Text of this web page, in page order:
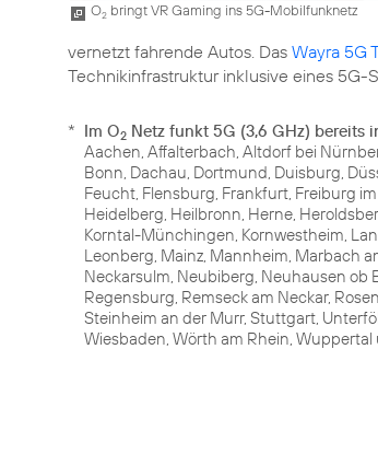
O2 bringt VR Gaming ins 5G-Mobilfunknetz
vernetzt fahrende Autos. Das Wayra 5G
Technikinfrastruktur inklusive eines 5G-
* Im O2 Netz funkt 5G (3,6 GHz) bereits
Aachen, Affalterbach, Altdorf bei
Bonn, Dachau, Dortmund, Duisburg,
Feucht, Flensburg, Frankfurt, Freiburg
Heidelberg, Heilbronn, Herne,
Korntal-Münchingen, Kornwestheim,
Leonberg, Mainz, Mannheim, Marbach
Neckarsulm, Neubiberg, Neuhausen ob
Regensburg, Remseck am Neckar,
Steinheim an der Murr, Stuttgart,
Wiesbaden, Wörth am Rhein,